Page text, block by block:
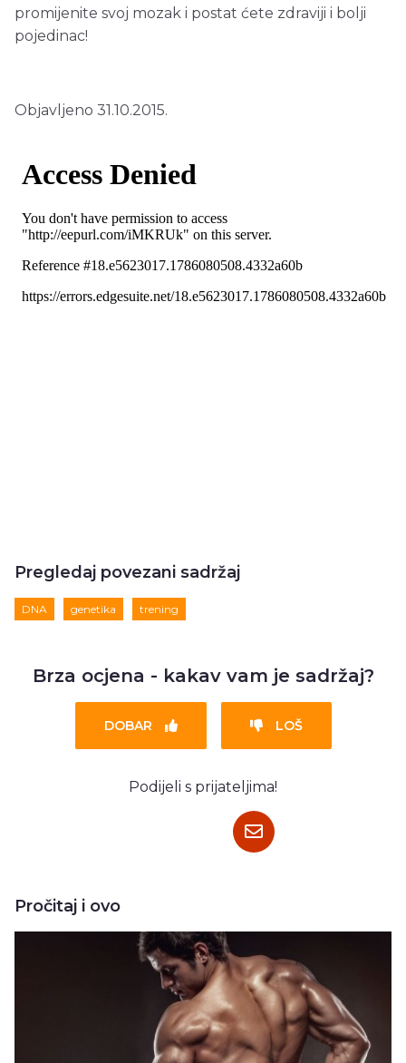
promijenite svoj mozak i postat ćete zdraviji i bolji
pojedinac!
Objavljeno 31.10.2015.
Pregledaj povezani sadržaj
DNA genetika trening
Brza ocjena - kakav vam je sadržaj?
DOBAR LOŠ
Podijeli s prijateljima!
Pročitaj i ovo